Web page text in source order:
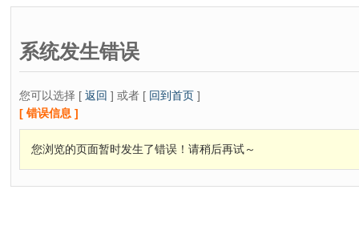
系统发生错误
您可以选择 [ 返回 ] 或者 [ 回到首页 ]
[ 错误信息 ]
您浏览的页面暂时发生了错误！请稍后再试～